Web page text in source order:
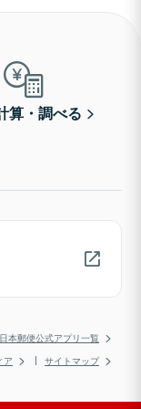
算・調べる
日本郵便公式アプリ一覧
ア
サイトマップ